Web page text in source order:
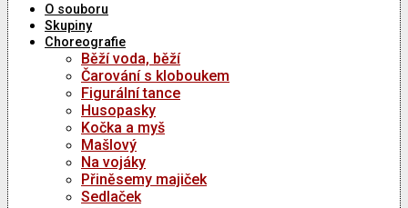
O souboru
Skupiny
Choreografie
Běží voda, běží
Čarování s kloboukem
Figurální tance
Husopasky
Kočka a myš
Mašlový
Na vojáky
Přiněsemy majiček
Sedlaček